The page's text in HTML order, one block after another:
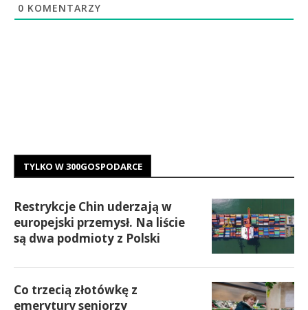
0 KOMENTARZY
TYLKO W 300GOSPODARCE
Restrykcje Chin uderzają w
europejski przemysł. Na liście
są dwa podmioty z Polski
Co trzecią złotówkę z
emerytury seniorzy